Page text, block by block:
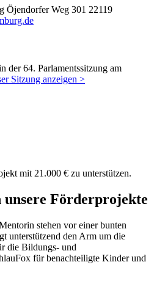
Öjendorfer Weg 301 22119
der 64. Parlamentssitzung am
Sitzung anzeigen >
mit 21.000 € zu unterstützen.
Förderprojekte